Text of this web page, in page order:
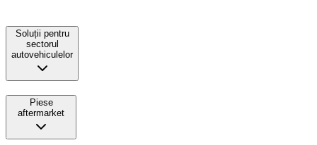
Soluții pentru
sectorul
autovehiculelor
Piese
aftermarket